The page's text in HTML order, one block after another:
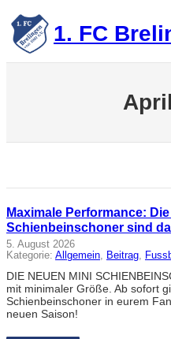
Zum
Inhalt
springen 1. FC
Maximale Performance:
Schienbeinschoner sind
5. August 2026
Kategorie: Allgemein, Beitrag,
DIE NEUEN MINI
mit minimaler Größe. Ab sofort
Schienbeinschoner in eurem
neuen Saison!